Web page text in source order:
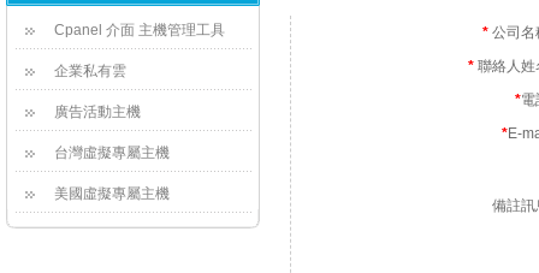
Cpanel 介面 主機管理工具
企業私有雲
廣告活動主機
台灣虛擬專屬主機
美國虛擬專屬主機
* 公司名
* 聯絡人姓
*電
*E-
備註訊